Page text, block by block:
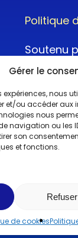
Gérer le
expériences, nous
et/ou accéder aux
nous
navigation ou les
son
et fonctions.
Refuser
de cookies
Politique
Soutenu